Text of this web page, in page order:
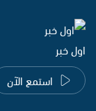
اول خبر
استمع الآن